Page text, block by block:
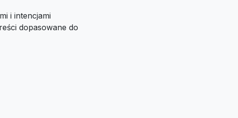
i intencjami
dopasowane do